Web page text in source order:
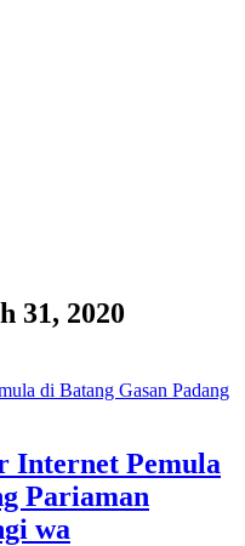
31, 2020
Internet Pemula
Pariaman
wa